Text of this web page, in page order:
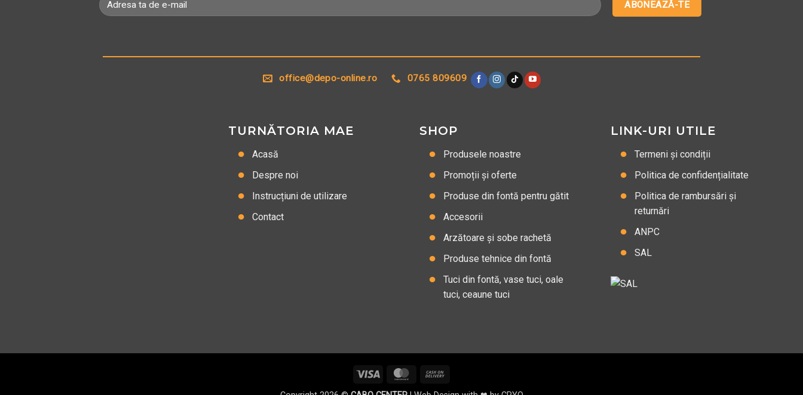
office@depo-online.ro 0765 809609
TURNĂTORIA MAE
Acasă
Despre noi
Instrucțiuni de utilizare
Contact
SHOP
Produsele noastre
Promoții și oferte
Produse din fontă pentru gătit
Accesorii
Arzătoare și sobe rachetă
Produse tehnice din fontă
Tuci din fontă, vase tuci, oale
tuci, ceaune tuci
LINK-URI UTILE
Termeni și condiții
Politica de confidențialitate
Politica de rambursări și
returnări
ANPC
SAL
Visa MasterCard